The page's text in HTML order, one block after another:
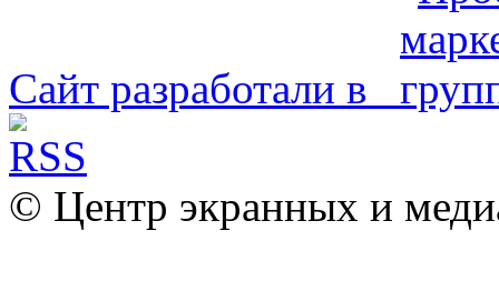
Сайт разработали в
© Центр экранных и